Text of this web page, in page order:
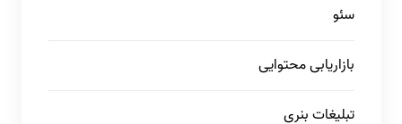
سئو
بازاریابی محتوایی
تبلیغات بنری